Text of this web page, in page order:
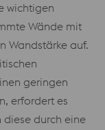
wichtigen
Wände mit
Wandstärke auf.
geringen
erfordert es
durch eine